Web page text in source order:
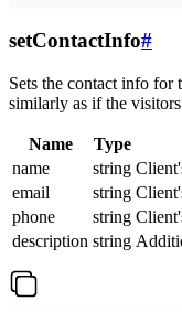
setContactInfo#
Sets the contact info for
similarly as if the
Name Type
name
string
email
string
phone
string
description string